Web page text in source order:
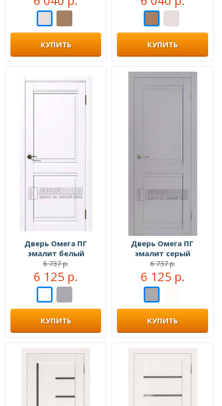
КУПИТЬ КУПИТЬ
Дверь Омега ПГ
эмалит белый
6 737 р.
6 125 р.
КУПИТЬ
Дверь Омега ПГ
эмалит серый
6 737 р.
6 125 р.
КУПИТЬ